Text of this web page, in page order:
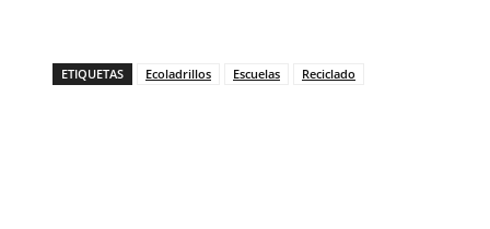
ETIQUETAS Ecoladrillos Escuelas Reciclado